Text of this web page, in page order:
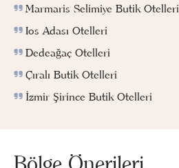
Marmaris Selimiye Butik Otelleri
Ios Adası Otelleri
Dedeağaç Otelleri
Çıralı Butik Otelleri
İzmir Şirince Butik Otelleri